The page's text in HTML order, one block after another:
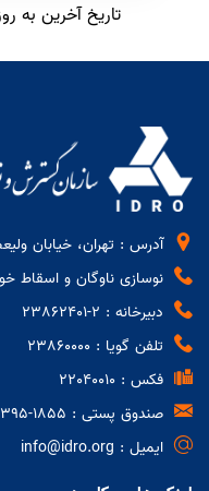
تاریخ آخرین به روز رسانی:
آدرس : تهران، خیابان
نوسازی ناوگان و اسقاط
دبیرخانه : 2-23862401
تلفن گویا : 23860000
فکس : 22040010
صندوق پستی : 1855-19395
ایمیل : info@idro.org